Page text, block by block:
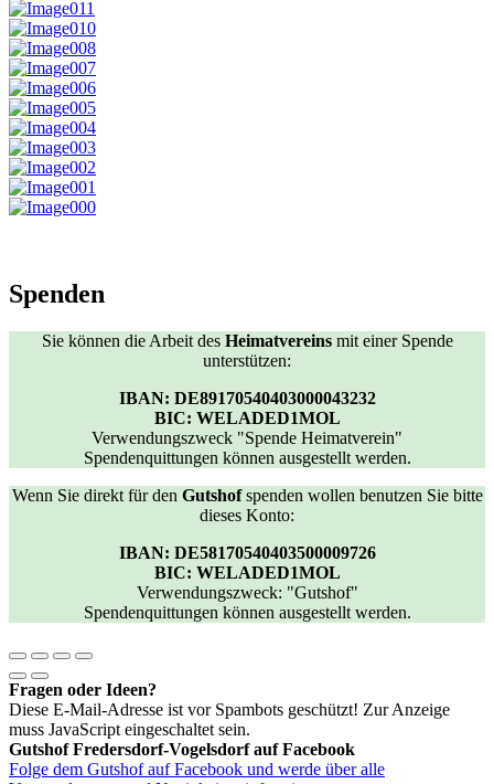
Spenden
Sie können die Arbeit des Heimatvereinsmit einer Spende
unterstützen:
IBAN: DE89170540403000043232
BIC: WELADED1MOL
Verwendungszweck "Spende Heimatverein"
Spendenquittungen können ausgestellt werden.
Wenn Sie direkt für den Gutshofspenden wollen benutzen Sie bitte
dieses Konto:
IBAN: DE58170540403500009726
BIC: WELADED1MOL
Verwendungszweck: "Gutshof"
Spendenquittungen können ausgestellt werden.
Fragen oder Ideen?
Diese E-Mail-Adresse ist vor Spambots geschützt! Zur Anzeige
muss JavaScript eingeschaltet sein.
Gutshof Fredersdorf-Vogelsdorf auf Facebook
Folge dem Gutshof auf Facebook und werde über alle